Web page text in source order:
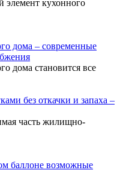
элемент кухонного
дома – современные
дома становится все
без откачки и запаха –
часть жилищно-
баллоне возможные